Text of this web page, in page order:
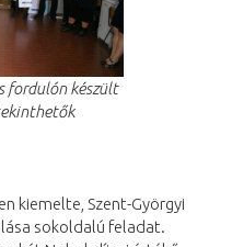
fordulón készült
kiemelte, Szent-Györgyi
sokoldalú feladat.